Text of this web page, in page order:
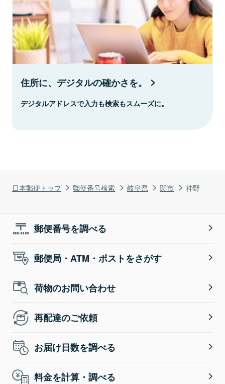
日本郵便トップ 郵便番号検索 岐阜県 関市 神野
住所に、デジタルの確かさを。
デジタルアドレスで入力も検索もスムーズに。
郵便番号を調べる
郵便局・ATM・ポストをさがす
荷物のお問い合わせ
再配達のご依頼
お届け日数を調べる
料金を計算・調べる